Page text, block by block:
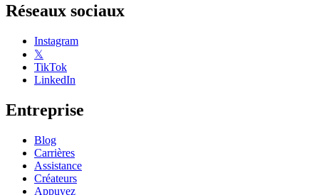
Réseaux sociaux
Instagram
𝕏
TikTok
LinkedIn
Entreprise
Blog
Carrières
Assistance
Créateurs
Appuyez